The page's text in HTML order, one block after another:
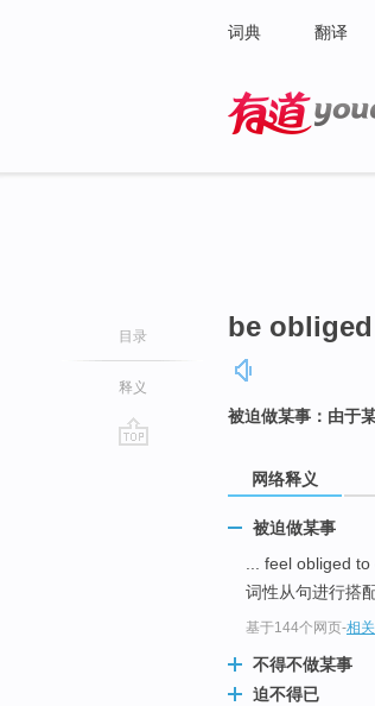
词典 翻译
目录
释义
be
被迫做某事：由于
网络释义
被迫做某事
... feel obliged
词性从句进行搭
基于144个网页-相
不得不做某事
迫不得已